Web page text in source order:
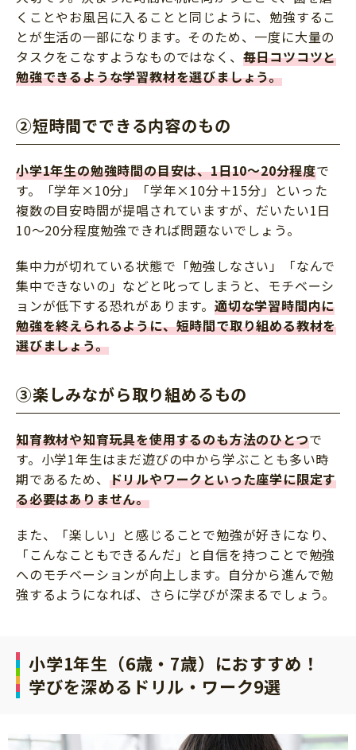
くことやお風呂に入ることと同じように、勉強するこ
とが生活の一部になります。そのため、一度に大量の
タスクをこなすようなものではなく、 毎日コツコツと
勉強できるような学習教材を選びましょう。
②短時間でできる内容のもの
小学1年生の勉強時間の目安は、1日10～20分程度で
す。「学年×10分」「学年×10分＋15分」といった
複数の目安時間が提唱されていますが、だいたい1日
10～20分程度勉強できれば問題ないでしょう。
集中力が切れている状態で「勉強しなさい」「なんで
集中できないの」などと叱ってしまうと、モチベーシ
ョンが低下する恐れがあります。 適切な学習時間内に
勉強を終えられるように、短時間で取り組める教材を
選びましょう。
③楽しみながら取り組めるもの
知育教材や知育玩具を使用するのも方法のひとつで
す。小学1年生はまだ遊びの中から学ぶことも多い時
期であるため、 ドリルやワークといった座学に限定す
る必要はありません。
また、「楽しい」と感じることで勉強が好きになり、
「こんなこともできるんだ」と自信を持つことで勉強
へのモチベーションが向上します。自分から進んで勉
強するようになれば、さらに学びが深まるでしょう。
小学1年生（6歳・7歳）におすすめ！
学びを深めるドリル・ワーク9選